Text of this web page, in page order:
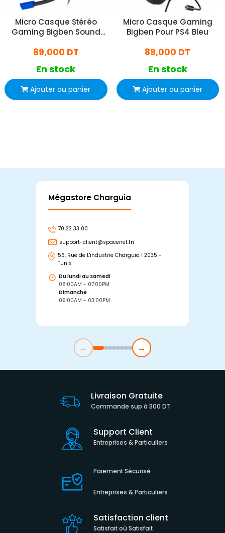
Micro Casque Stéréo
Gaming Bigben Sound
Rouge
89,000 DT
En stock
Ajouter au panier
Micro Casque Gaming
Bigben Pour PS4 Bleu
89,000 DT
En stock
Ajouter au panier
Mégastore Charguia
70 22 33 00
support-client@spacenet.tn
56, Rue de L'industrie Charguia I 2035 -
Tunis
Du lundi au samedi
08:00AM - 07:00PM
Dimanche
09:00AM - 03:00PM
← →
Livraison Gratuite
Commande sup à 300 DT
Support Client
Entreprises & Particuliers
Paiement Sécurisé
Entreprises & Particuliers
Satisfaction client
Satisfait où Satisfait